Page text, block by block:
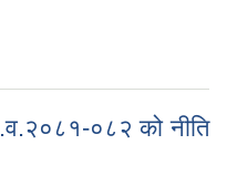
०८२ को नीति